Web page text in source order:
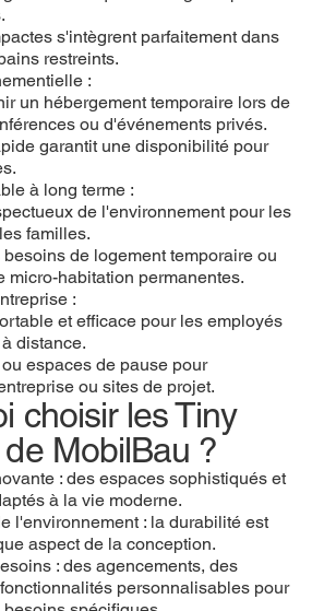
s'intègrent parfaitement dans
restreints.
:
un hébergement temporaire lors de
ou d'événements privés.
garantit une disponibilité pour
à long terme :
de l'environnement pour les
familles.
de logement temporaire ou
micro-habitation permanentes.
:
et efficace pour les employés
distance.
espaces de pause pour
ou sites de projet.
choisir les Tiny
MobilBau ?
: des espaces sophistiqués et
à la vie moderne.
l'environnement : la durabilité est
aspect de la conception.
: des agencements, des
personnalisables pour